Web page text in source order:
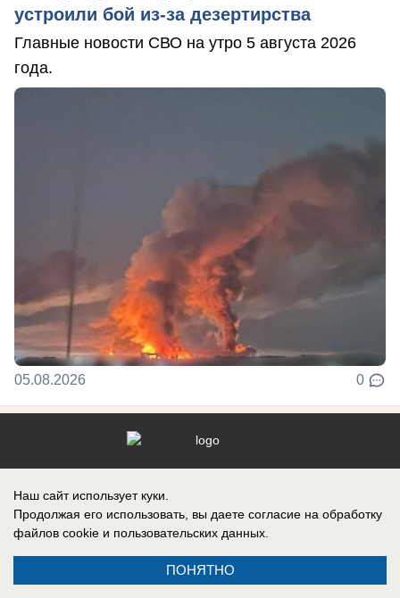
устроили бой из-за дезертирства
Главные новости СВО на утро 5 августа 2026
года.
05.08.2026 0
Контакты
Наш сайт использует куки.
Продолжая его использовать, вы даете согласие на обработку
файлов cookie и пользовательских данных.
ПОНЯТНО